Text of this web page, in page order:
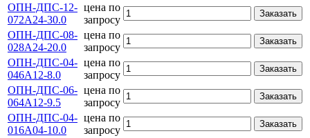
ОПН-ДПС-12-
072А24-30.0
цена по
запросу
Заказать
ОПН-ДПС-08-
028А24-20.0
цена по
запросу
Заказать
ОПН-ДПС-04-
046А12-8.0
цена по
запросу
Заказать
ОПН-ДПС-06-
064А12-9.5
цена по
запросу
Заказать
ОПН-ДПС-04-
016А04-10.0
цена по
запросу
Заказать